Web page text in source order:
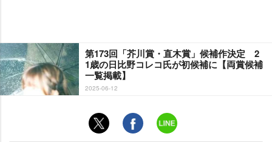
第173回「芥川賞・直木賞」候補作決定 2
1歳の日比野コレコ氏が初候補に【両賞候補
一覧掲載】
2025-06-12